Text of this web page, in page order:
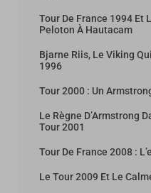
Tour De France 1994 Et
Peloton À Hautacam
Bjarne Riis, Le Viking
1996
Tour 2000 : Un
Le Règne D’Armstrong
Tour 2001
Tour De France 2008 :
Le Tour 2009 Et Le